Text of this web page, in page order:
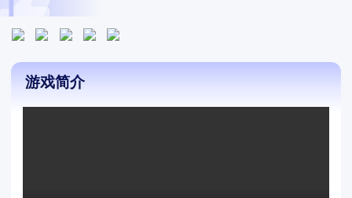
游戏简介